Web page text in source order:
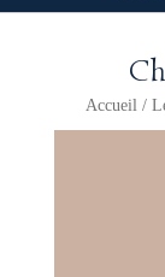
Accueil/